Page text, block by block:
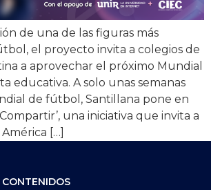
de una de las figuras más
el proyecto invita a colegios de
a aprovechar el próximo Mundial
educativa. A solo unas semanas
de fútbol, Santillana pone en
una iniciativa que invita a
[…]